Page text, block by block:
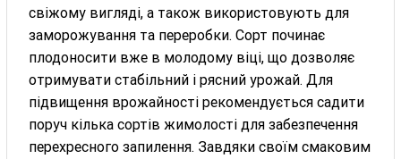
свіжому вигляді, а також використовують для
заморожування та переробки. Сорт починає
плодоносити вже в молодому віці, що дозволяє
отримувати стабільний і рясний урожай. Для
підвищення врожайності рекомендується садити
поруч кілька сортів жимолості для забезпечення
перехресного запилення. Завдяки своїм смаковим